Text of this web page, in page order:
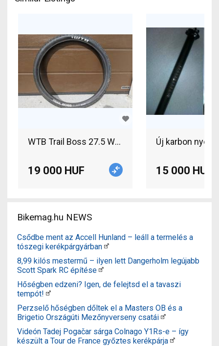
WTB Trail Boss 27.5 WTB Trail Boss 27.5 2db
19 000 HUF
Új karbon
15 000 HUF
Bikemag.hu NEWS
Csődbe ment az Accell Hunland – leáll a termelés a
tószegi kerékpárgyárban
8,99 kilós mestermű – ilyen lett Dangerholm legújabb
Scott Spark RC építése
Hőségben edzeni? Igen, de felejtsd el a tavaszi
tempót!
Perzselő hőségben dőltek el a Masters OB és a
Brigetio Országúti Mezőnyverseny csatái
Videón Tadej Pogačar sárga Colnago Y1Rs-e – így
készült a Tour de France győztes kerékpárja